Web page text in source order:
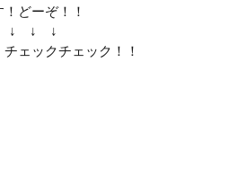
どーぞ！！
↓ ↓
ェックチェック！！